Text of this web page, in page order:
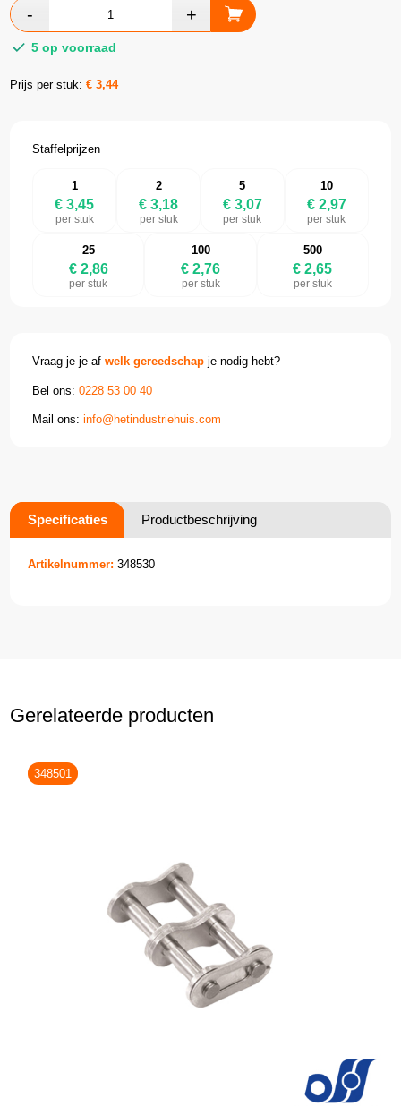
5 op voorraad
Prijs per stuk:€3,44
Staffelprijzen
1
€ 3,45
per stuk
2
€ 3,18
per stuk
5
€ 3,07
per stuk
10
€ 2,97
per stuk
25
€ 2,86
per stuk
100
€ 2,76
per stuk
500
€ 2,65
per stuk
Vraag je je afwelk gereedschap je nodig hebt?
Bel ons:0228 53 00 40
Mail ons:info@hetindustriehuis.com
Specificaties Productbeschrijving
Artikelnummer: 348530
Gerelateerde producten
348501